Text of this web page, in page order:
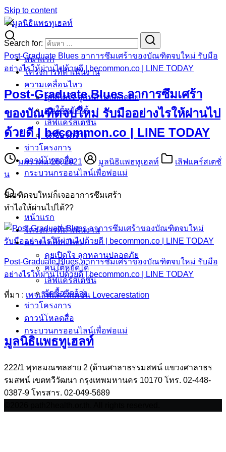
Skip to content
หน้าแรก
โครงการที่ดำเนินงาน
ความเคลื่อนไหว
คุยเปิดใจ ลูกหลานปลอดภัย
คนใต้หยัดได้
เลิฟแคร์สเตชั่น
จัดซื้อจัดจ้าง
ข่าวโครงการ
ดาวน์โหลดสื่อ
กระบวนกรออนไลน์เพื่อพ่อแม่
หน้าแรก
โครงการที่ดำเนินงาน
ความเคลื่อนไหว
คุยเปิดใจ ลูกหลานปลอดภัย
คนใต้หยัดได้
เลิฟแคร์สเตชั่น
จัดซื้อจัดจ้าง
ข่าวโครงการ
ดาวน์โหลดสื่อ
กระบวนกรออนไลน์เพื่อพ่อแม่
Search for:
Post-Graduate Blues อาการซึมเศร้าของบัณฑิตจบใหม่ รับมือ
อย่างไรให้ผ่านไปด้วยดี | becommon.co | LINE TODAY
Post-Graduate Blues อาการซึมเศร้า
ของบัณฑิตจบใหม่ รับมืออย่างไรให้ผ่านไป
ด้วยดี | becommon.co | LINE TODAY
มกราคม 26, 2021 มูลนิธิแพธทูเฮลท์
เลิฟแคร์สเตชั่
น
บัณฑิตจบใหม่ก็เจออาการซึมเศร้า
ทำไงให้ผ่านไปได้??
Post-Graduate Blues อาการซึมเศร้าของบัณฑิตจบใหม่ รับมือ
อย่างไรให้ผ่านไปด้วยดี | becommon.co | LINE TODAY
ที่มา : เพจเลิฟแคร์สเตชั่น Lovecarestation
มูลนิธิแพธทูเฮลท์
222/1 พุทธมณฑลสาย 2 (ด้านศาลาธรรมสพน์ แขวงศาลาธร
รมสพน์ เขตทวีวัฒนา กรุงเทพมหานคร 10170 โทร. 02-448-
0387-9 โทรสาร. 02-049-5689